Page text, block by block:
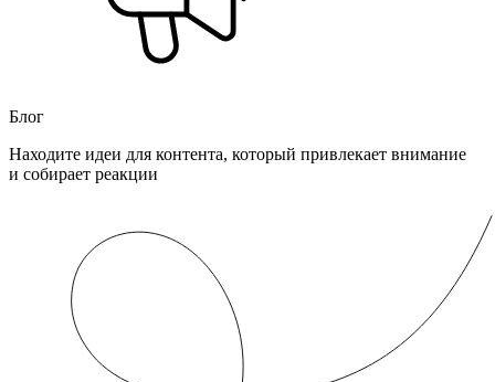
Блог
Находите идеи для контента, который привлекает внимание
и собирает реакции